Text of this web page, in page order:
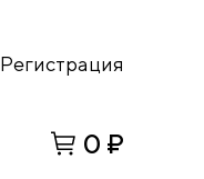
Регистрация
0 ₽